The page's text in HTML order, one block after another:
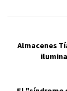
Almacenes